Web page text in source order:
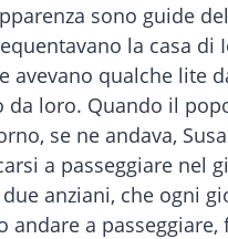
sono guide
la casa di
avevano qualche lite
da loro. Quando il
se ne andava,
a passeggiare nel
anziani, che ogni
andare a